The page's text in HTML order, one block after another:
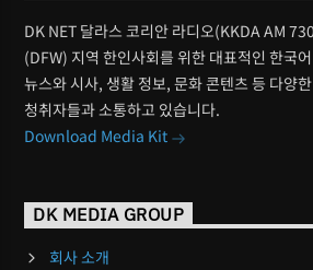
DK NET 달라스 코리안 라디오(KKDA AM
(DFW) 지역 한인사회를 위한 대표적인 한국
뉴스와 시사, 생활 정보, 문화 콘텐츠 등 다양
청취자들과 소통하고 있습니다.
Download Media Kit
DK MEDIA GROUP
회사 소개